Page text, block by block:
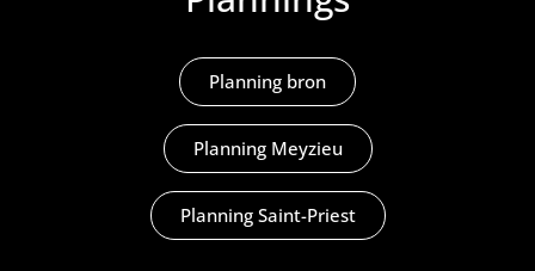
Planning bron
Planning Meyzieu
Planning Saint-Priest